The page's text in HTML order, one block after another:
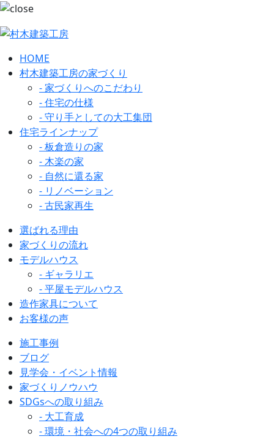
HOME
村木建築工房の家づくり
- 家づくりへのこだわり
- 住宅の仕様
- 守り手としての大工集団
住宅ラインナップ
- 板倉造りの家
- 木楽の家
- 自然に還る家
- リノベーション
- 古民家再生
選ばれる理由
家づくりの流れ
モデルハウス
- ギャラリエ
- 平屋モデルハウス
造作家具について
お客様の声
施工事例
ブログ
見学会・イベント情報
家づくりノウハウ
SDGsへの取り組み
- 大工育成
- 環境・社会への4つの取り組み